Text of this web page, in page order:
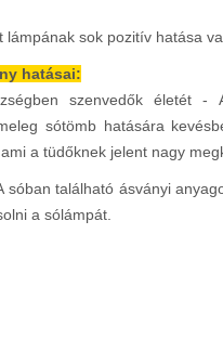
sok pozitív hatása
hatásai:
szenvedők életét -
sótömb hatására
a tüdőknek jelent nagy
sóban található ásványi
a sólámpát.